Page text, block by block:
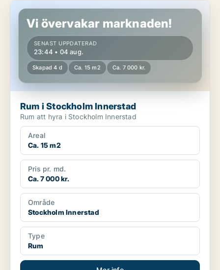
Rum i Stockholm Innerstad
Vi övervakar marknaden!
SENAST UPPDATERAD
23:44 • 04 aug.
Skapad 4 d Ca. 15 m2 Ca. 7 000 kr.
Rum i Stockholm Innerstad
Rum att hyra i Stockholm Innerstad
Areal
Ca. 15 m2
Pris pr. md.
Ca. 7 000 kr.
Område
Stockholm Innerstad
Type
Rum